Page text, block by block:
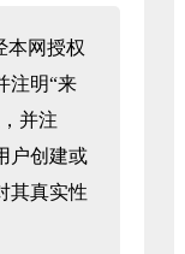
本网授权
注明“来
并注
户创建或
其真实性